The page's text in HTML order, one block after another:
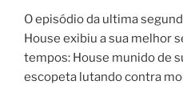
O episódio da ultima
House exibiu a sua melhor
tempos: House munido de
escopeta lutando contra